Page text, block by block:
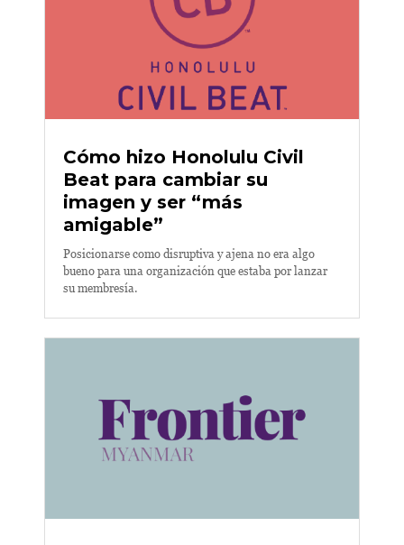
Cómo hizo Honolulu Civil
Beat para cambiar su
imagen y ser “más
amigable”
Posicionarse como disruptiva y ajena no era algo
bueno para una organización que estaba por lanzar
su membresía.